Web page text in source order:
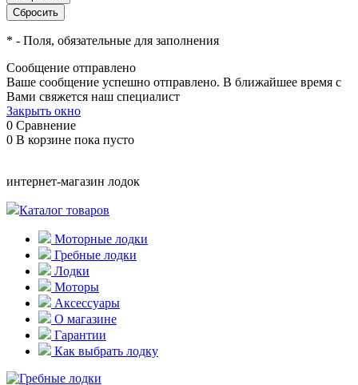
* - Поля, обязательные для заполнения
Сообщение отправлено
Ваше сообщение успешно отправлено. В ближайшее время с
Вами свяжется наш специалист
Закрыть окно
0 Сравнение
0 В корзине пока пусто
интернет-магазин лодок
Каталог товаров
Моторные лодки
Гребные лодки
Лодки
Моторы
Аксессуары
О магазине
Гарантии
Как выбрать лодку